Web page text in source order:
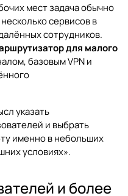
мест задача обычно
сервисов в
сотрудников.
для малого
базовым VPN и
указать
и выбрать
именно в небольших
условиях».
и более